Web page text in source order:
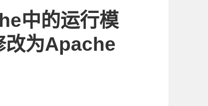
中的运行模
改为Apache